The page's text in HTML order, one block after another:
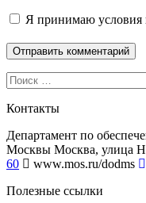
Я принимаю
Контакты
Департамент по
Москвы Москва, улица
60
www.mos.ru/dodms
Полезные ссылки